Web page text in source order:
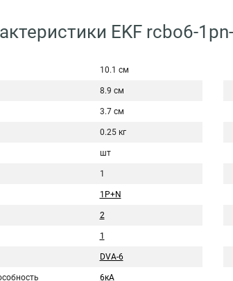
EKF rcbo6-
10.1 см
8.9 см
3.7 см
0.25 кг
шт
1
1P+N
2
1
DVA-6
6кА